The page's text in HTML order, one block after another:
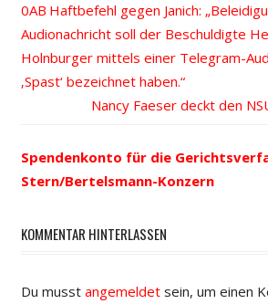
Beitrags-
Navigation
Vorheriger
Beitrag:
Haftbefehl gegen Janich:
Audionachricht soll der Beschuldigte
Holnburger mittels einer Telegram-
‚Spast‘ bezeichnet haben.“
Nächster
Nancy Faeser deckt den
Spendenkonto für die
Stern/Bertelsmann-Konzern
KOMMENTAR HINTERLASSEN
Du musst angemeldetsein, um einen